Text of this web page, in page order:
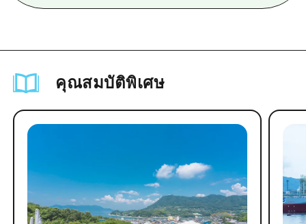
คุณสมบัติพิเศษ